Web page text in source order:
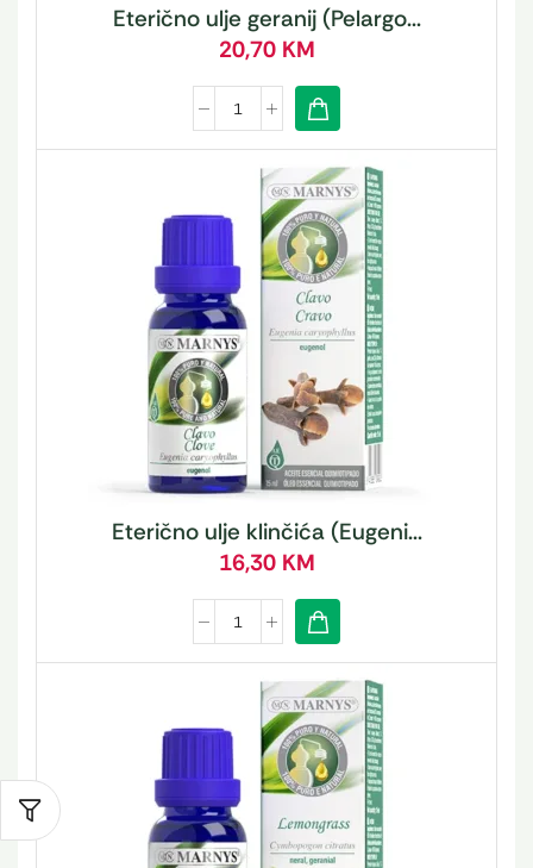
Eterično ulje geranij (Pelargo...
20,70 KM
Eterično ulje klinčića (Eugeni...
16,30 KM